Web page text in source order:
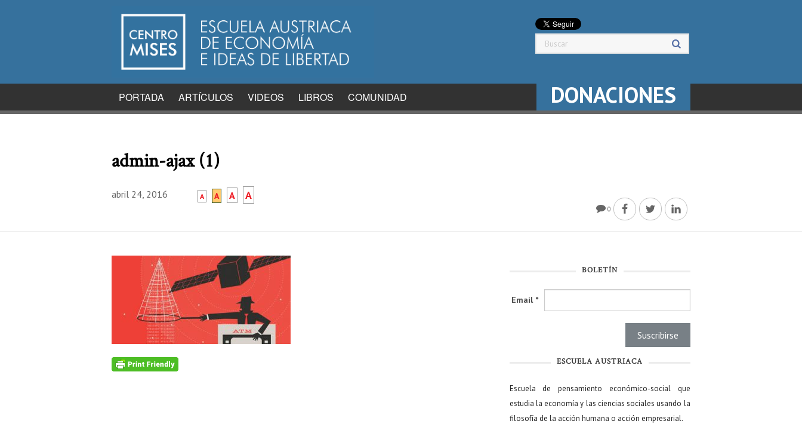
PORTADA ARTÍCULOS VIDEOS LIBROS COMUNIDAD DONACIONES
admin-ajax (1)
abril 24, 2016 A A A A
0
BOLETÍN
Email *
ESCUELA AUSTRIACA
Escuela de pensamiento económico-social que
estudia la economía y las ciencias sociales usando la
filosofía de la acción humana o acción empresarial.